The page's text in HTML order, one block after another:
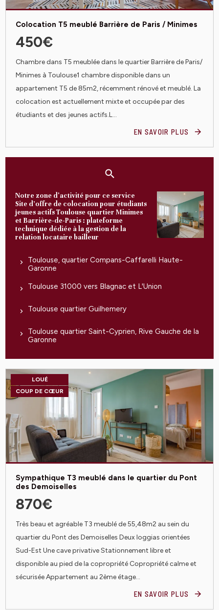
Colocation T5 meublé Barrière de Paris / Minimes
450€
Chambre dans T5 meublée dans le quartier Barrière de Paris/
Minimes à Toulouse1 chambre disponible dans un
appartement T5 de 85m2, récemment rénové et meublé. La
colocation est actuellement mixte et occupée par des
étudiants et des jeunes actifs.L...
EN SAVOIR PLUS
Notre zone d'activité pour ce service
Site d’offre de colocation pour étudiants
jeunes actifs Toulouse quartier Minimes
et Barrière-de-Paris : plateforme
technique dédiée à la gestion de la
relation locataire bailleur
Toulouse, quartier Compans-Caffarelli Haute-
Garonne
Toulouse 31000 vers Blagnac et L'Union
Toulouse quartier Guilhemery
Toulouse quartier Saint-Cyprien, Rive Gauche de la
Garonne
LOUÉ
COUP DE CŒUR
Sympathique T3 meublé dans le quartier du Pont
des Demoiselles
870€
Très beau et agréable T3 meublé de 55,48m2 au sein du
quartier du Pont des Demoiselles Deux loggias orientées
Sud-Est Une cave privative Stationnement libre et
disponible au pied de la copropriété Copropriété calme et
sécurisée Appartement au 2ème étage...
EN SAVOIR PLUS